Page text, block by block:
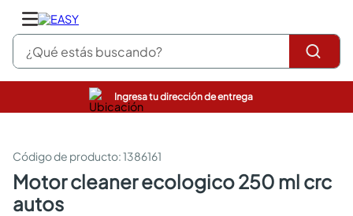
¿Qué estás buscando?
Ingresa tu dirección de entrega
:1386161
motor cleaner ecologico 250 ml crc
autos
pinturas
sanitarios
comedor
escritorio